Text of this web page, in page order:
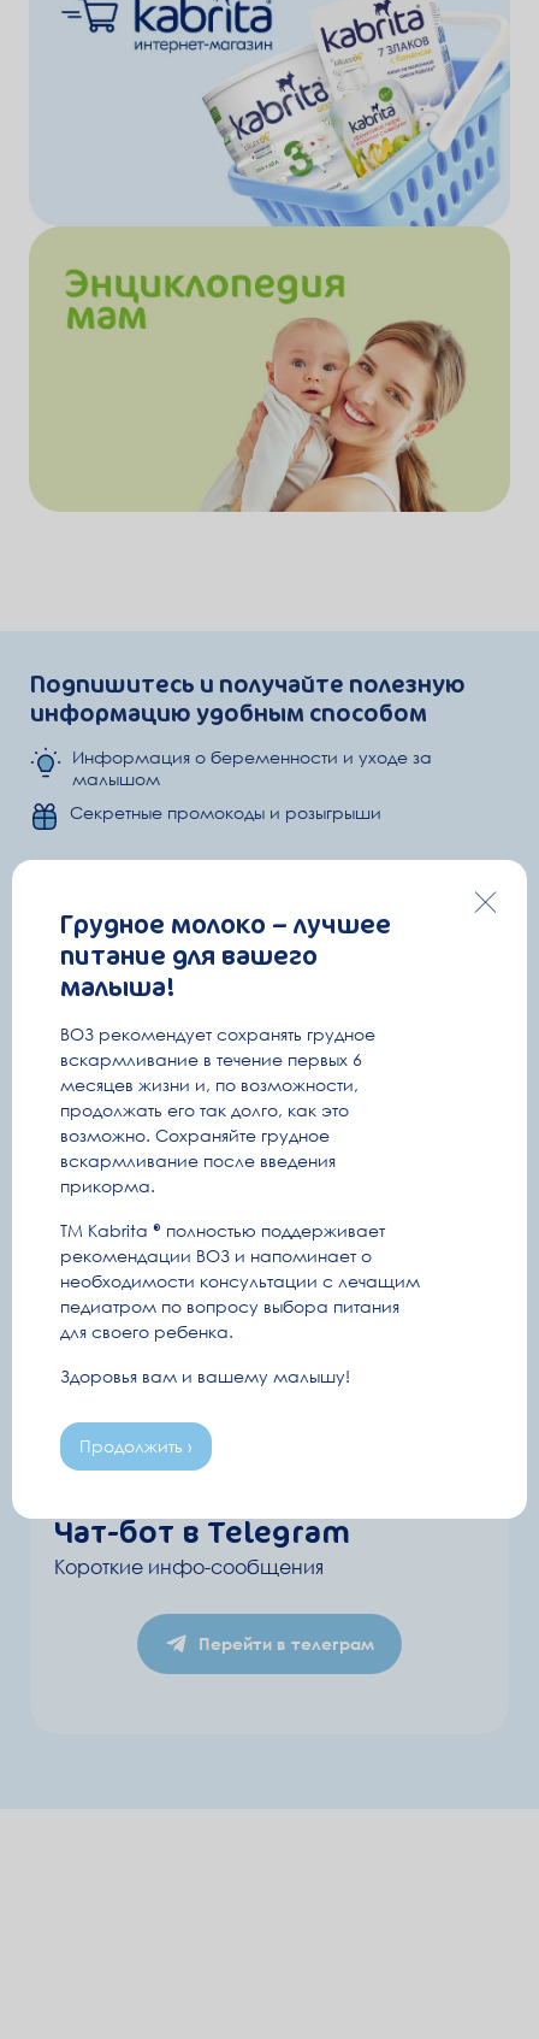
Подпишитесь и получайте полезную
информацию удобным способом
Информация о беременности и уходе за
малышом
Секретные промокоды и розыгрыши
Емейл
Полезные письма
E-mail
Дата рождения ребенка
или
я принимаю условия
согласие на обработкуперсональных данных
Чат-бот в Telegram
Короткие инфо-сообщения
Перейти в телеграм
Грудное молоко – лучшее
питание для вашего
малыша!
ВОЗ рекомендует сохранять грудное
вскармливание в течение первых 6
месяцев жизни и, по возможности,
продолжать его так долго, как это
возможно. Сохраняйте грудное
вскармливание после введения
прикорма.
ТМ Kabrita
полностью поддерживает
рекомендации ВОЗ и напоминает о
необходимости консультации с лечащим
педиатром по вопросу выбора питания
для своего ребенка.
Здоровья вам и вашему малышу!
Продолжить ›